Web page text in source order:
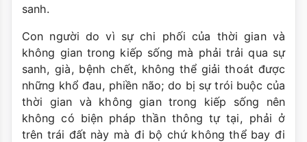
sanh.
Con người do vì sự chi phối của thời gian và
không gian trong kiếp sống mà phải trải qua sự
sanh, già, bệnh chết, không thể giải thoát được
những khổ đau, phiền não; do bị sự trói buộc của
thời gian và không gian trong kiếp sống nên
không có biện pháp thần thông tự tại, phải ở
trên trái đất này mà đi bộ chứ không thể bay đi